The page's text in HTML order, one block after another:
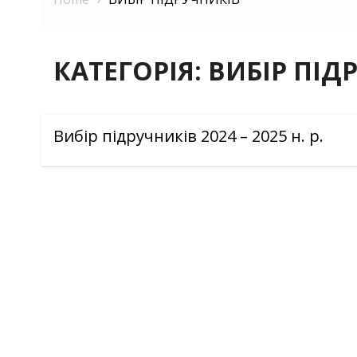
КАТЕГОРІЯ: ВИБІР
Вибір підручників 2024 – 2025 н. р.